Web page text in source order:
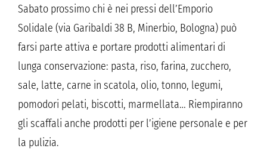
Sabato prossimo chi è nei pressi dell’Emporio
Solidale (via Garibaldi 38 B, Minerbio, Bologna) può
farsi parte attiva e portare prodotti alimentari di
lunga conservazione: pasta, riso, farina, zucchero,
sale, latte, carne in scatola, olio, tonno, legumi,
pomodori pelati, biscotti, marmellata… Riempiranno
gli scaffali anche prodotti per l’igiene personale e per
la pulizia.